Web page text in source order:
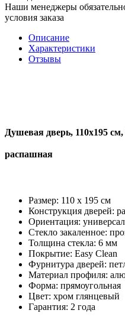
Наши менеджеры
условия заказа
Описание
Характеристики
Отзывы
Душевая дверь, 110х195
распашная
Размер: 110 x 195 см
Конструкция дверей:
Ориентация:
Стекло закаленное:
Толщина стекла: 6 мм
Покрытие: Easy Clean
Фурнитура дверей:
Материал профиля:
Форма: прямоугольная
Цвет: хром глянцевый
Гарантия: 2 года